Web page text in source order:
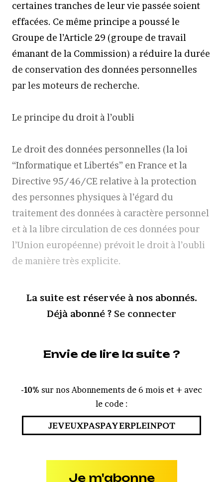
certaines tranches de leur vie passée soient
effacées. Ce même principe a poussé le
Groupe de l’Article 29 (groupe de travail
émanant de la Commission) a réduire la durée
de conservation des données personnelles
par les moteurs de recherche.
Le principe du droit à l’oubli
Le droit des données personnelles (la loi
“Informatique et Libertés” en France et la
Directive 95/46/CE relative à la protection
des personnes physiques à l’égard du
traitement des données à caractère personnel
et à la libre circulation de ces données pour
l’Union européenne) prévoit le droit à l’oubli
de manière très explicite.
La suite est réservée à nos abonnés.
Déjà abonné ? Se connecter
Envie de lire la suite ?
-10% sur nos Abonnements de 6 mois et + avec
le code :
JEVEUXPASPAYERPLEINPOT
Je m'abonne